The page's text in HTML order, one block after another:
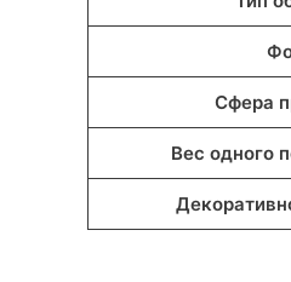
Сфера
Вес одного